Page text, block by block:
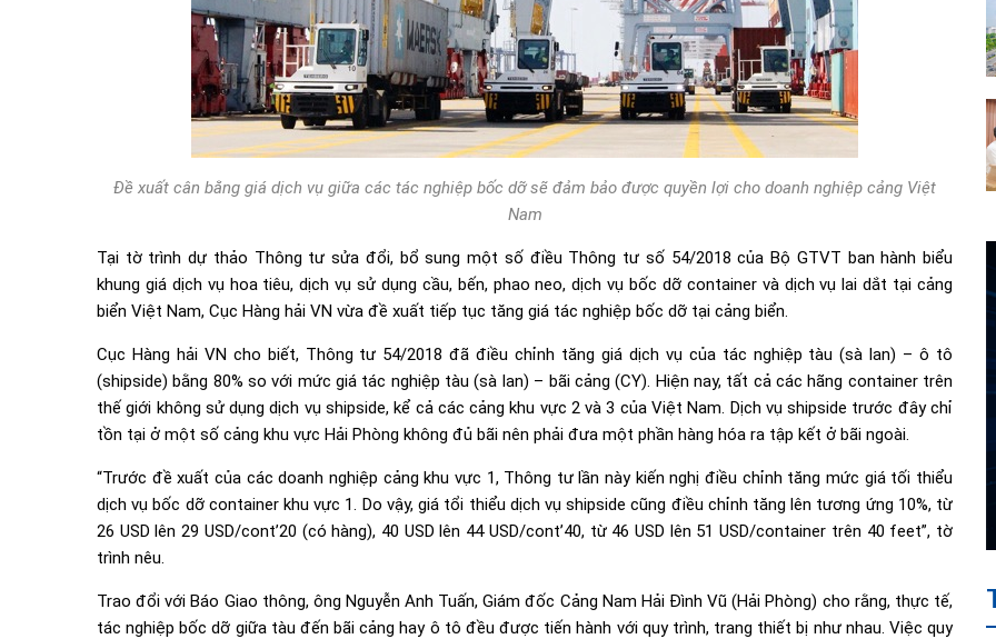
Đề xuất cân bằng giá dịch vụ giữa các tác nghiệp bốc dỡ sẽ đảm bảo được quyền lợi cho doanh nghiệp cảng Việt
Nam
Tại tờ trình dự thảo Thông tư sửa đổi, bổ sung một số điều Thông tư số 54/2018 của Bộ GTVT ban hành biểu
khung giá dịch vụ hoa tiêu, dịch vụ sử dụng cầu, bến, phao neo, dịch vụ bốc dỡ container và dịch vụ lai dắt tại cảng
biển Việt Nam, Cục Hàng hải VN vừa đề xuất tiếp tục tăng giá tác nghiệp bốc dỡ tại cảng biển.
Cục Hàng hải VN cho biết, Thông tư 54/2018 đã điều chỉnh tăng giá dịch vụ của tác nghiệp tàu (sà lan) – ô tô
(shipside) bằng 80% so với mức giá tác nghiệp tàu (sà lan) – bãi cảng (CY). Hiện nay, tất cả các hãng container trên
thế giới không sử dụng dịch vụ shipside, kể cả các cảng khu vực 2 và 3 của Việt Nam. Dịch vụ shipside trước đây chỉ
tồn tại ở một số cảng khu vực Hải Phòng không đủ bãi nên phải đưa một phần hàng hóa ra tập kết ở bãi ngoài.
“Trước đề xuất của các doanh nghiệp cảng khu vực 1, Thông tư lần này kiến nghị điều chỉnh tăng mức giá tối thiểu
dịch vụ bốc dỡ container khu vực 1. Do vậy, giá tổi thiểu dịch vụ shipside cũng điều chỉnh tăng lên tương ứng 10%, từ
26 USD lên 29 USD/cont’20 (có hàng), 40 USD lên 44 USD/cont’40, từ 46 USD lên 51 USD/container trên 40 feet”, tờ
trình nêu.
Trao đổi với Báo Giao thông, ông Nguyễn Anh Tuấn, Giám đốc Cảng Nam Hải Đình Vũ (Hải Phòng) cho rằng, thực tế,
tác nghiệp bốc dỡ giữa tàu đến bãi cảng hay ô tô đều được tiến hành với quy trình, trang thiết bị như nhau. Việc quy